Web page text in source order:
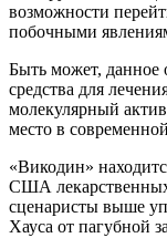
возможности
побочными
Быть может, данное
средства для
молекулярный
место в
«Викодин»
США
сценаристы выше
Хауса от пагубной